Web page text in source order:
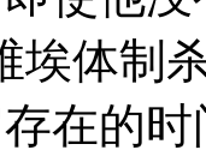
埃体制
在的